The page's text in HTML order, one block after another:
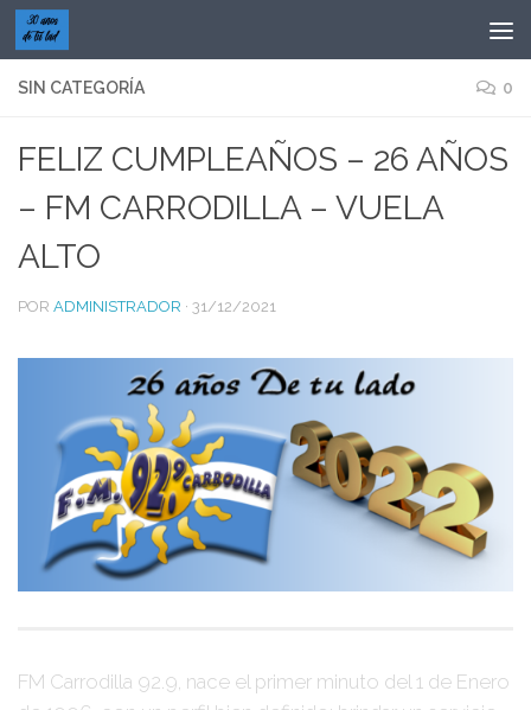
Saltar al contenido
SIN CATEGORÍA 0
FELIZ CUMPLEAÑOS – 26 AÑOS
– FM CARRODILLA – VUELA
ALTO
POR ADMINISTRADOR · 31/12/2021
FM Carrodilla 92.9, nace el primer minuto del 1 de Enero